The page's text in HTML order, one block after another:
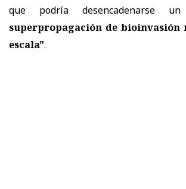
que podría desencadenarse un
superpropagación de bioinvasión
escala".